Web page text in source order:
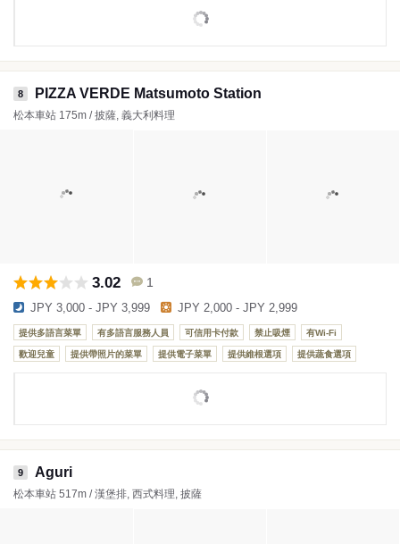
8 PIZZA VERDE Matsumoto Station
松本車站 175m / 披薩, 義大利料理
3.02 1
JPY 3,000 - JPY 3,999 JPY 2,000 - JPY 2,999
提供多語言菜單 有多語言服務人員 可信用卡付款 禁止吸煙 有Wi-Fi
歡迎兒童 提供帶照片的菜單 提供電子菜單 提供維根選項 提供蔬食選項
9 Aguri
松本車站 517m / 漢堡排, 西式料理, 披薩